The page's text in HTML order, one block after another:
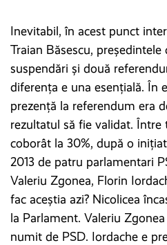
Inevitabil, în acest punct
Traian Băsescu,
suspendări și două
diferența e una esențială. În
prezență la referendum era
rezultatul să fie validat.
coborât la 30%, după o
2013 de patru parlamentari
Valeriu Zgonea, Florin
fac aceștia azi? Nicolicea
la Parlament. Valeriu
numit de PSD. Iordache e